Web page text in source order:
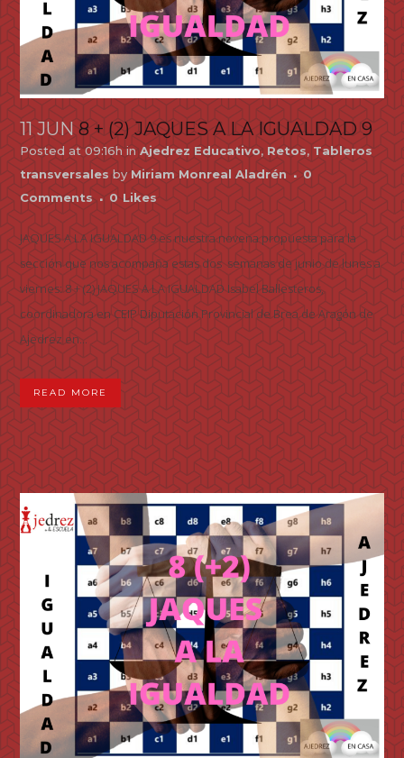
11 JUN 8 + (2) JAQUES A LA IGUALDAD 9
Posted at 09:16hinAjedrez Educativo, Retos, Tableros
transversales byMiriam Monreal Aladrén
0
Comments
0 Likes
JAQUES A LA IGUALDAD 9 es nuestra novena propuesta para la
sección que nos acompaña estas dos semanas de junio de lunes a
viernes: 8 + (2) JAQUES A LA IGUALDAD Isabel Ballesteros,
coordinadora en CEIP Diputación Provincial de Brea de Aragón de
Ajedrez en...
READ MORE